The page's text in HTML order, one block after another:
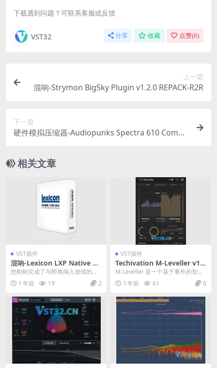
下载遇到问题？可联系客服或反馈
VST32 分享 收藏 点赞(0)
上一篇
混响-Strymon BigSky Plugin v1.2.0 REPACK-R2R
下一篇
硬件模拟压缩器-Audiopunks Spectra 610 Compli
相关文章
VST插件
混响-Lexicon LXP Native Re
verb Plug-in Bundle v1.3.1
您刚刚完成了与即将闯入游戏的艺
术家的跟踪。当你意识到自己渴望
更多时，你就会开始混...
1 年前 19 2
VST插件
Techivation M-Leveller v1.
0.0-BUBBiX
M-Leveller 是一个基于事件的智能
体积自动化模块，以无与伦比的透
明度和超...
1 年前 61 0